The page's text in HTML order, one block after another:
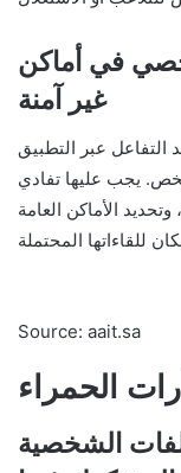
في أماكن
غير آمنة
عبر التطبيق
يجب عليها تفادي
الأماكن العامة
Source: aait.sa
الحمراء
الشخصية